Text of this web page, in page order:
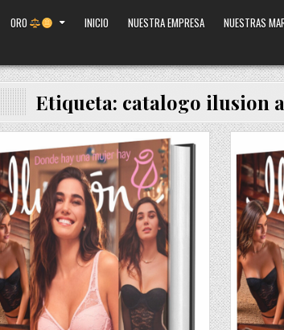
ORO INICIO NUESTRA EMPRESA NUESTRAS
Etiqueta: catalogo ilusion
Posted
in
in